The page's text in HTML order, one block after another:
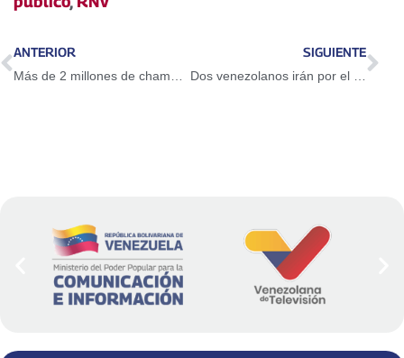
ANTERIOR
Más de 2 millones de chamos han participado en elecciones de la Feveem
SIGUIENTE
Dos venezolanos irán por el bronce en Mundial de Karate